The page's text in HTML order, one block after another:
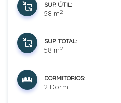
SUP. ÚTIL:
58 m2
SUP. TOTAL:
58 m2
DORMITORIOS:
2 Dorm.